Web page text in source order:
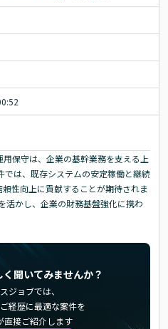
保守は、企業の基幹業務を支える上
では、既存システムの安定稼働と継続
性向上に貢献することが期待されま
活かし、企業の財務基盤強化に携わ
聞いてみませんか？
ジョブでは、
経歴に最適な案件を
直接ご紹介します